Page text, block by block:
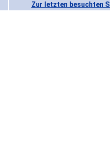
Zur letzten besuchten